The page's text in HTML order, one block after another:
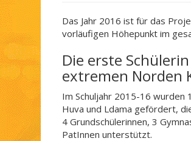
Das Jahr 2016 ist für das
vorläufigen Höhepunkt im
Die erste
extremen Norden
Im Schuljahr 2015-16 wurden
Huva und Ldama gefördert,
4 Grundschülerinnen, 3
PatInnen unterstützt.